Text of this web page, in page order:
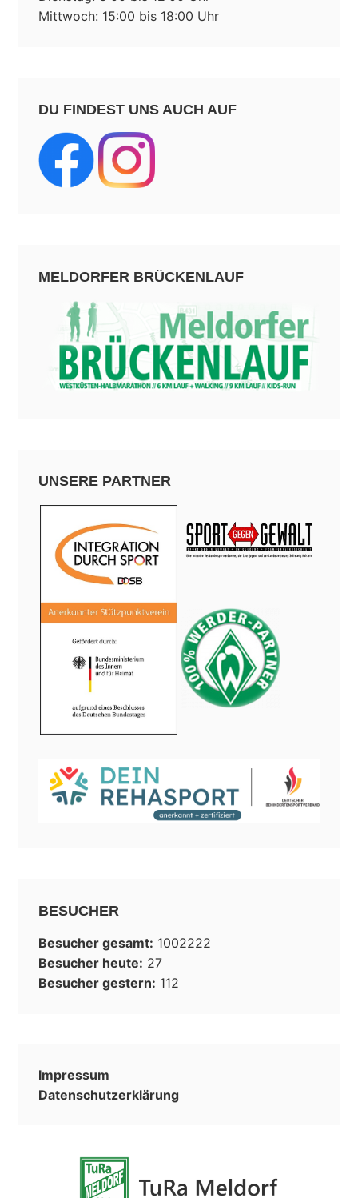
Mittwoch: 15:00 bis 18:00 Uhr
DU FINDEST UNS AUCH AUF
MELDORFER BRÜCKENLAUF
UNSERE PARTNER
BESUCHER
Besucher gesamt: 1002222
Besucher heute: 27
Besucher gestern: 112
Impressum
Datenschutzerklärung